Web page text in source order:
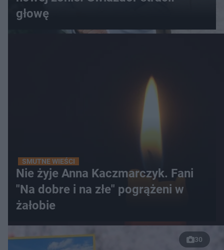
głowę
SMUTNE WIEŚCI
Nie żyje Anna Kaczmarczyk. Fani
"Na dobre i na złe" pogrążeni w
żałobie
30